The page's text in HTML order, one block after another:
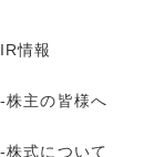
IR情報
株主の皆様へ
株式について